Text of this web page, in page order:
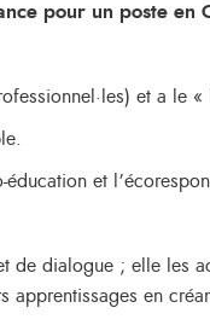
pour un poste en
et a le «
et
de dialogue ; elle les
en